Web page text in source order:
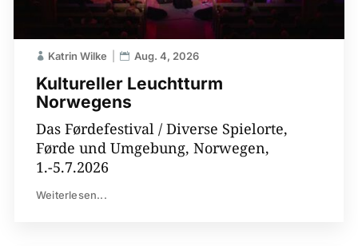
Kultureller Leuchtturm
Norwegens
Katrin Wilke Aug. 4, 2026
Das Førdefestival / Diverse Spielorte,
Førde und Umgebung, Norwegen,
1.-5.7.2026
Weiterlesen...